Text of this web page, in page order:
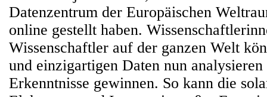
Datenzentrum der Europäischen
online gestellt haben.
Wissenschaftler auf der ganzen Welt
und einzigartigen Daten nun analysieren
Erkenntnisse gewinnen. So kann die